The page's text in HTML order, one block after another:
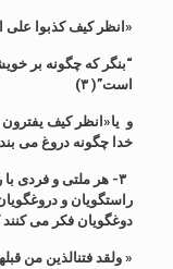
«انظر کیف کذبوا علی
“بنگر که چگونه بر
است”( ۳)
و یا«انظر کیف یفترون
خدا چگونه دروغ می
۳- هر ملتی و فردی
راستگویان و
دوغگویان فکر می
« ولقد فتنالذین من